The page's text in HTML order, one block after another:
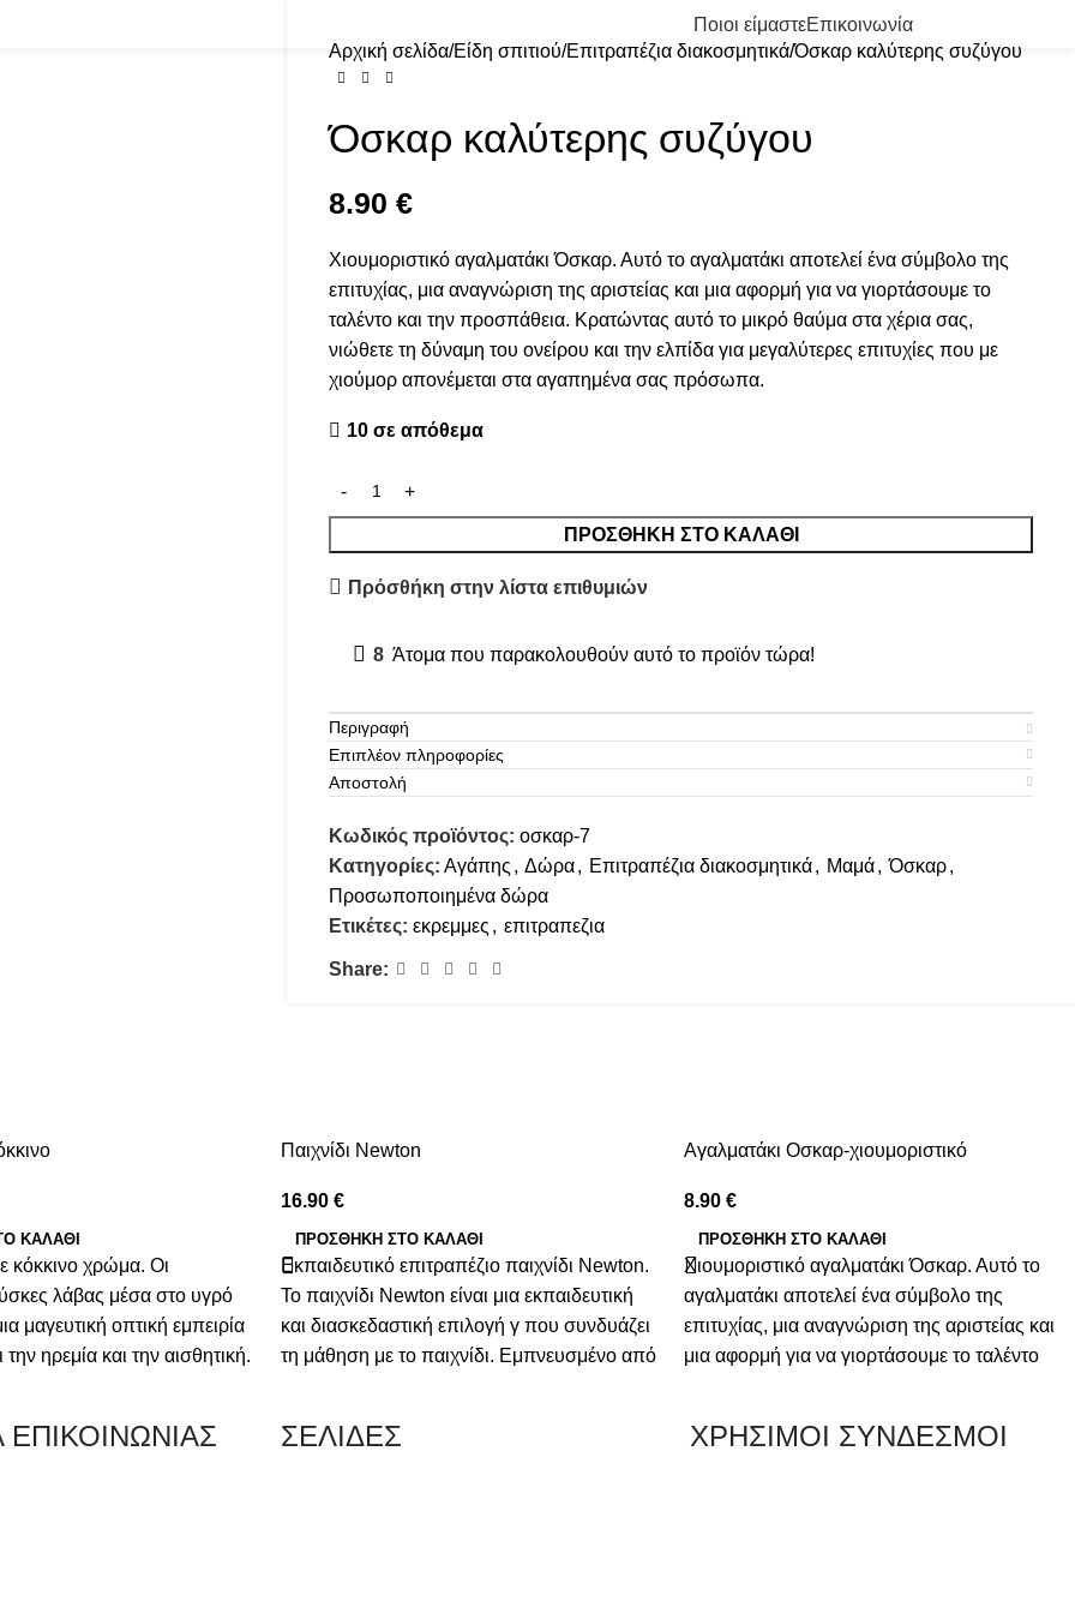
Ποιοι είμαστεΕπικοινωνία
Αρχική σελίδα Είδη σπιτιού Επιτραπέζια διακοσμητικά Όσκαρ καλύτερης συζύγου
Όσκαρ καλύτερης συζύγου
8.90 €
Χιουμοριστικό αγαλματάκι Όσκαρ. Αυτό το αγαλματάκι αποτελεί ένα σύμβολο της
επιτυχίας, μια αναγνώριση της αριστείας και μια αφορμή για να γιορτάσουμε το
ταλέντο και την προσπάθεια. Κρατώντας αυτό το μικρό θαύμα στα χέρια σας,
νιώθετε τη δύναμη του ονείρου και την ελπίδα για μεγαλύτερες επιτυχίες που με
χιούμορ απονέμεται στα αγαπημένα σας πρόσωπα.
10 σε απόθεμα
ΠΡΟΣΘΉΚΗ ΣΤΟ ΚΑΛΆΘΙ
Πρόσθήκη στην λίστα επιθυμιών
8 Άτομα που παρακολουθούν αυτό το προϊόν τώρα!
Περιγραφή
Επιπλέον πληροφορίες
Αποστολή
Κωδικός προϊόντος: οσκαρ-7
Κατηγορίες: Αγάπης , Δώρα, Επιτραπέζια διακοσμητικά, Μαμά, Όσκαρ,
Προσωποποιημένα δώρα
Ετικέτες: εκρεμμες , επιτραπεζια
Share:
ΚΑΛΆΘΙ
κόκκινο χρώμα. Οι
λάβας μέσα στο υγρό
μαγευτική οπτική εμπειρία
ηρεμία και την αισθητική.
άλλο χώρο.
Παιχνίδι Newton
16.90 €
ΠΡΟΣΘΉΚΗ ΣΤΟ ΚΑΛΆΘΙ
Εκπαιδευτικό επιτραπέζιο παιχνίδι Newton.
Το παιχνίδι Newton είναι μια εκπαιδευτική
και διασκεδαστική επιλογή γ που συνδυάζει
τη μάθηση με το παιχνίδι. Εμπνευσμένο από
αυτό το παιχνίδι βοηθά τα παιδιά αλλά και
Αγαλματάκι Οσκαρ-χιουμοριστικό
8.90 €
ΠΡΟΣΘΉΚΗ ΣΤΟ ΚΑΛΆΘΙ
Χιουμοριστικό αγαλματάκι Όσκαρ. Αυτό το
αγαλματάκι αποτελεί ένα σύμβολο της
επιτυχίας, μια αναγνώριση της αριστείας και
μια αφορμή για να γιορτάσουμε το ταλέντο
δύναμη του ονείρου και την ελπίδα για
ΕΠΙΚΟΙΝΩΝΙΑΣ ΣΕΛΙΔΕΣ ΧΡΗΣΙΜΟΙ ΣΥΝΔΕΣΜΟΙ